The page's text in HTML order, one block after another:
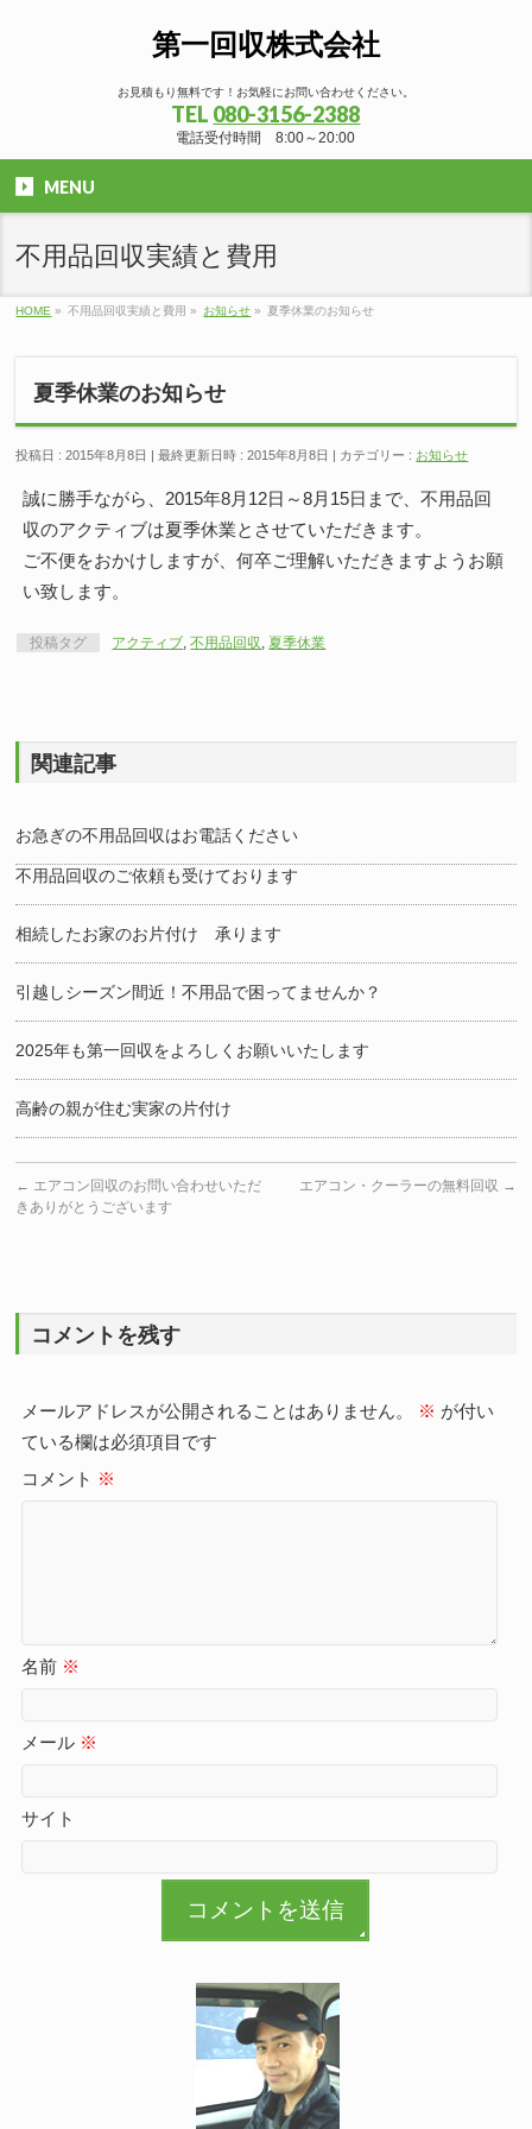
第一回収株式会社
お見積もり無料です！お気軽にお問い合わせください。
TEL 080-3156-2388
電話受付時間 8:00～20:00
MENU
不用品回収実績と費用
HOME » 不用品回収実績と費用 » お知らせ » 夏季休業のお知らせ
夏季休業のお知らせ
投稿日 : 2015年8月8日 最終更新日時 : 2015年8月8日 カテゴリー : お知らせ
誠に勝手ながら、2015年8月12日～8月15日まで、不用品回
収のアクティブは夏季休業とさせていただきます。
ご不便をおかけしますが、何卒ご理解いただきますようお願
い致します。
投稿タグ アクティブ,不用品回収,夏季休業
関連記事
お急ぎの不用品回収はお電話ください
不用品回収のご依頼も受けております
相続したお家のお片付け 承ります
引越しシーズン間近！不用品で困ってませんか？
2025年も第一回収をよろしくお願いいたします
高齢の親が住む実家の片付け
← エアコン回収のお問い合わせいただ
きありがとうございます
エアコン・クーラーの無料回収 →
コメントを残す
メールアドレスが公開されることはありません。 ※ が付い
ている欄は必須項目です
コメント ※
名前 ※
メール ※
サイト